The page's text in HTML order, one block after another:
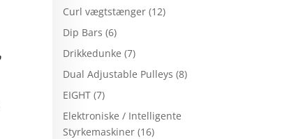
Curl vægtstænger (12)
Dip Bars (6)
Drikkedunke (7)
Dual Adjustable Pulleys (8)
EIGHT (7)
Elektroniske / Intelligente
Styrkemaskiner (16)